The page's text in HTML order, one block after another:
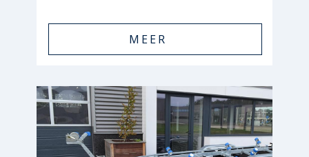
MEER